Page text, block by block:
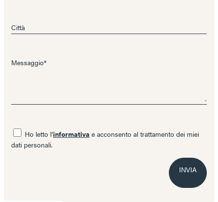
Città
Messaggio*
Ho letto l’informativa e acconsento al trattamento dei miei
dati personali.
INVIA